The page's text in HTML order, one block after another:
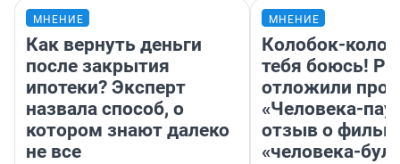
МНЕНИЕ
Как вернуть деньги
после закрытия
ипотеки? Эксперт
назвала способ, о
котором знают далеко
не все
МНЕНИЕ
Колобок-
тебя боюсь!
отложили
«Человека-
отзыв о
«человека-